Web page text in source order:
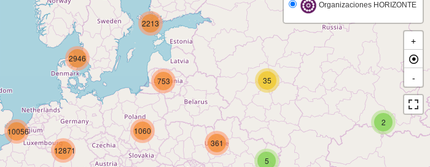
2
5
361
35
753
2213
1060
2946
10056
12871
Organizaciones HORIZONTE
+
-